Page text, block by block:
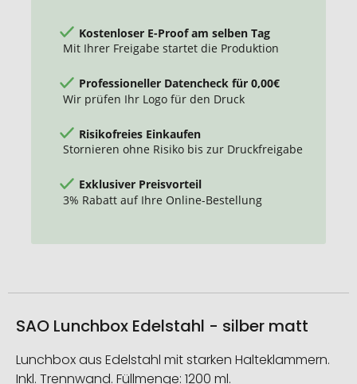
Kostenloser E-Proof am selben Tag
Mit Ihrer Freigabe startet die Produktion
Professioneller Datencheck für 0,00€
Wir prüfen Ihr Logo für den Druck
Risikofreies Einkaufen
Stornieren ohne Risiko bis zur Druckfreigabe
Exklusiver Preisvorteil
3% Rabatt auf Ihre Online-Bestellung
SAO Lunchbox Edelstahl - silber matt
Lunchbox aus Edelstahl mit starken Halteklammern.
Inkl. Trennwand. Füllmenge: 1200 ml.